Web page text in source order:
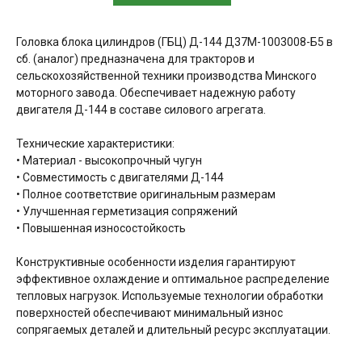
Головка блока цилиндров (ГБЦ) Д-144 Д37М-1003008-Б5 в
сб. (аналог) предназначена для тракторов и
сельскохозяйственной техники производства Минского
моторного завода. Обеспечивает надежную работу
двигателя Д-144 в составе силового агрегата.
Технические характеристики:
• Материал - высокопрочный чугун
• Совместимость с двигателями Д-144
• Полное соответствие оригинальным размерам
• Улучшенная герметизация сопряжений
• Повышенная износостойкость
Конструктивные особенности изделия гарантируют
эффективное охлаждение и оптимальное распределение
тепловых нагрузок. Используемые технологии обработки
поверхностей обеспечивают минимальный износ
сопрягаемых деталей и длительный ресурс эксплуатации.